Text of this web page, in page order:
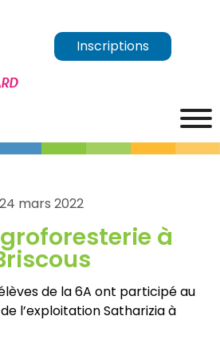
Inscriptions
24 mars 2022
à
de la 6A ont participé au
l’exploitation Satharizia à